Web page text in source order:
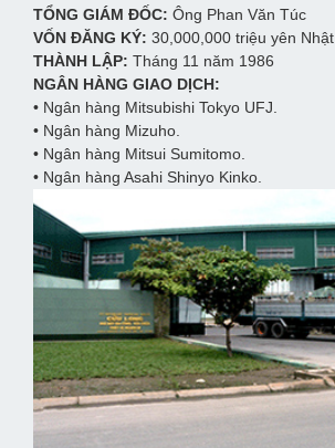
TỔNG GIÁM ĐỐC: Ông Phan Văn Túc
VỐN ĐĂNG KÝ: 30,000,000 triệu yên Nhật
THÀNH LẬP: Tháng 11 năm 1986
NGÂN HÀNG GIAO DỊCH:
• Ngân hàng Mitsubishi Tokyo UFJ.
• Ngân hàng Mizuho.
• Ngân hàng Mitsui Sumitomo.
• Ngân hàng Asahi Shinyo Kinko.